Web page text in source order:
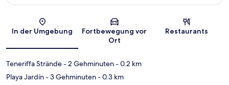
In der Umgebung
Fortbewegung vor
Ort
Restaurants
Teneriffa Strände- 2 Gehminuten- 0.2 km
Playa Jardín- 3 Gehminuten- 0.3 km